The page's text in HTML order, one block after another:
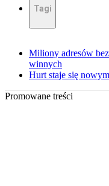
Tagi
Miliony adresów
winnych
Hurt staje się
Promowane treści